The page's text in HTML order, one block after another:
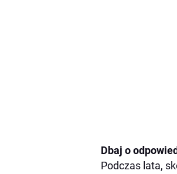
Dbaj o
Podczas lata,